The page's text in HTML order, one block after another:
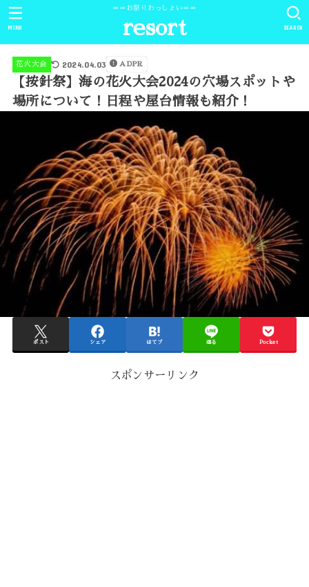
＝＝お祭りわっしょい＝＝
resort SEARCH
MENU
花火大会 2024.04.03 ADPR
【按針祭】海の花火大会2024の穴場スポットや
場所について！日程や屋台情報も紹介！
ポスト シェア はてブ 送る Pocket
スポンサーリンク